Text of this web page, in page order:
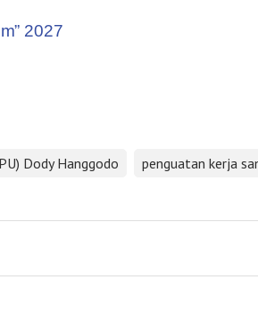
2027
Dody Hanggodo penguatan kerja